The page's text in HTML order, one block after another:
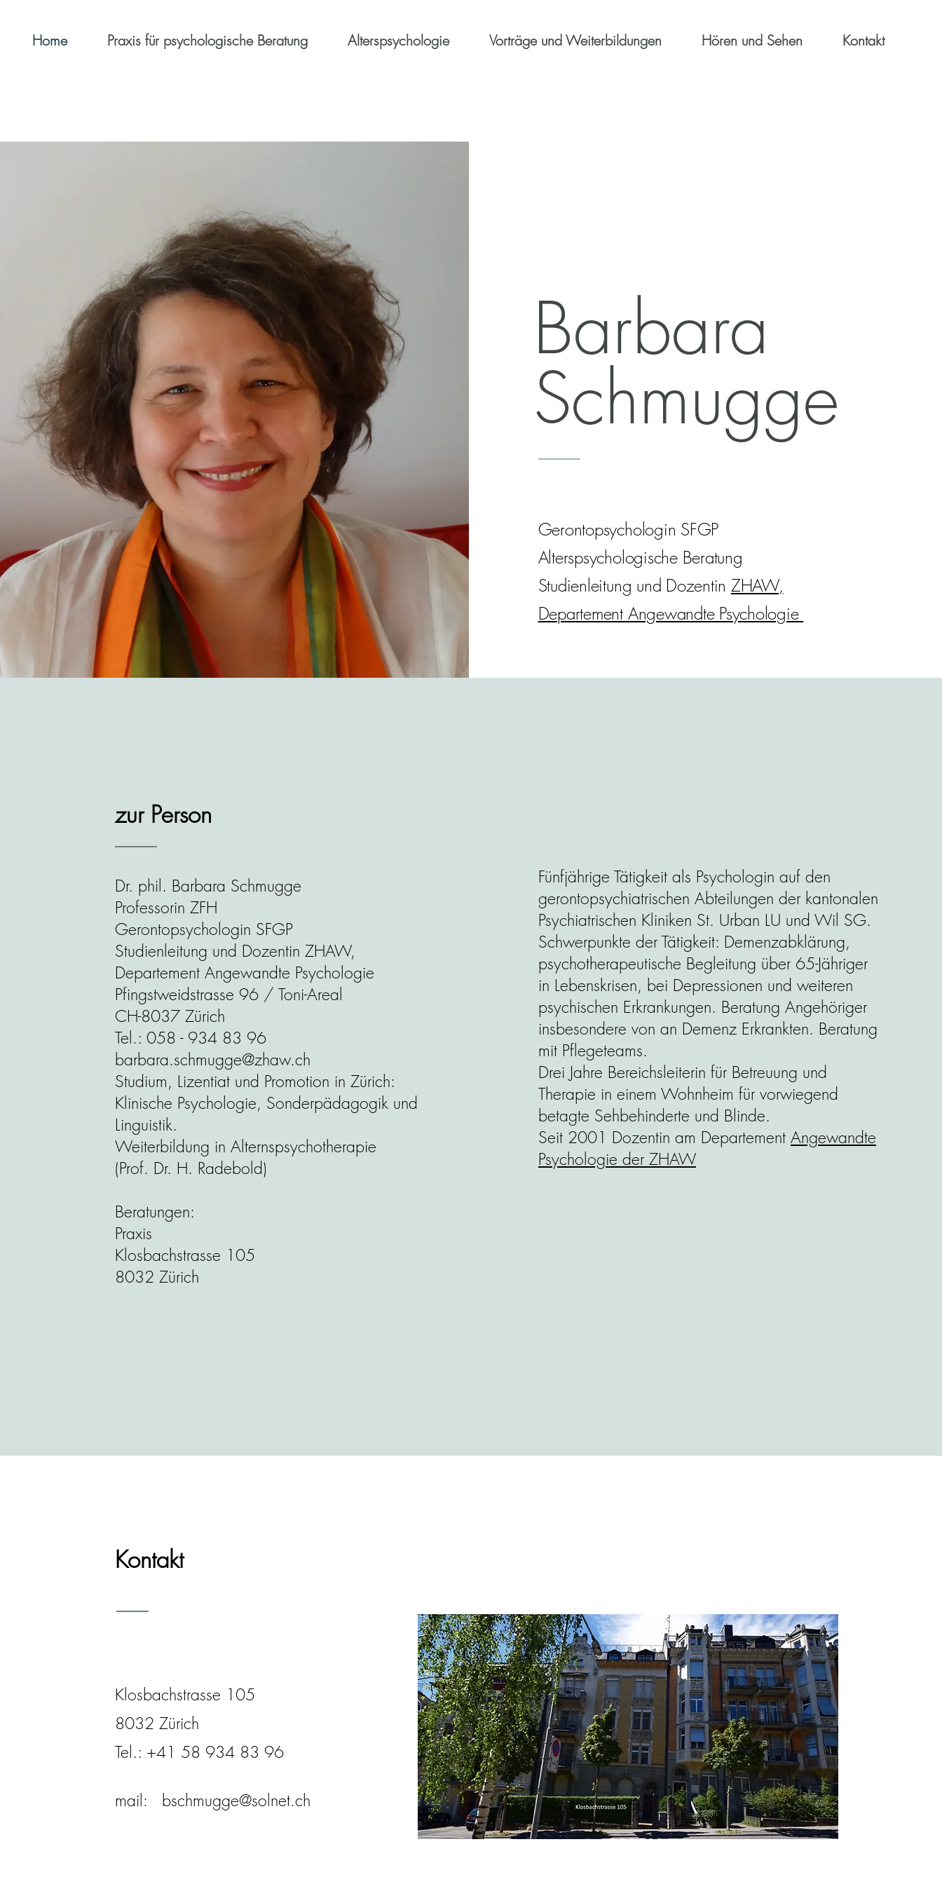
Home Praxis für psychologische Beratung Alterspsychologie Vorträge und Weiterbildungen Hören und Sehen Kontakt
Barbara
Schmugge
Gerontopsychologin SFGP
Alterspsychologische Beratung
Studienleitung und Dozentin ZHAW,
Departement Angewandte Psychologie
zur Person
Dr. phil. Barbara Schmugge
Professorin ZFH
Gerontopsychologin SFGP
Studienleitung und Dozentin ZHAW,
Departement Angewandte Psychologie
Pfingstweidstrasse 96 / Toni-Areal
CH-8037 Zürich
Tel.: 058 - 934 83 96
barbara.schmugge@zhaw.ch
Studium, Lizentiat und Promotion in Zürich:
Klinische Psychologie, Sonderpädagogik und
Linguistik.
Weiterbildung in Alternspsychotherapie
(Prof. Dr. H. Radebold)
Beratungen:
Praxis
Klosbachstrasse 105
8032 Zürich
Fünfjährige Tätigkeit als Psychologin auf den
gerontopsychiatrischen Abteilungen der kantonalen
Psychiatrischen Kliniken St. Urban LU und Wil SG.
Schwerpunkte der Tätigkeit: Demenzabklärung,
psychotherapeutische Begleitung über 65-Jähriger
in Lebenskrisen, bei Depressionen und weiteren
psychischen Erkrankungen. Beratung Angehöriger
insbesondere von an Demenz Erkrankten. Beratung
mit Pflegeteams.
Drei Jahre Bereichsleiterin für Betreuung und
Therapie in einem Wohnheim für vorwiegend
betagte Sehbehinderte und Blinde.
Seit 2001 Dozentin am Departement Angewandte
Psychologie der ZHAW
Kontakt
Klosbachstrasse 105
8032 Zürich
Tel.: +41 58 934 83 96
mail: bschmugge@solnet.ch